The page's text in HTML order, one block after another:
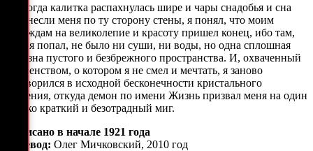
Но когда калитка распахнулась шире и чары снадобья и сна
перенесли меня по ту сторону стены, я понял, что моим
надеждам на великолепие и красоту пришел конец, ибо там,
куда я попал, не было ни суши, ни воды, но одна сплошная
белизна пустого и безбрежного пространства. И, охваченный
блаженством, о котором я не смел и мечтать, я заново
растворился в исходной бесконечности кристального
забвения, откуда демон по имени Жизнь призвал меня на один
только краткий и безотрадный миг.
Написано в начале 1921 года
Перевод: Олег Мичковский, 2010 год